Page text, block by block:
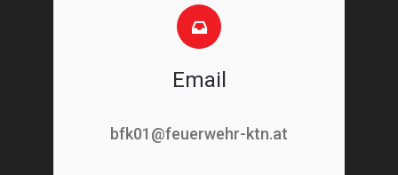
Email
bfk01@feuerwehr-ktn.at